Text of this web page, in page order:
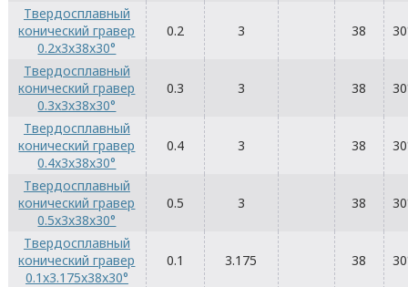
Твердосплавный
конический гравер
0.2x3x38x30°
0.2 3 38
Твердосплавный
конический гравер
0.3x3x38x30°
0.3 3 38
Твердосплавный
конический гравер
0.4x3x38x30°
0.4 3 38
Твердосплавный
конический гравер
0.5x3x38x30°
0.5 3 38
Твердосплавный
конический гравер
0.1x3.175x38x30°
0.1 3.175 38